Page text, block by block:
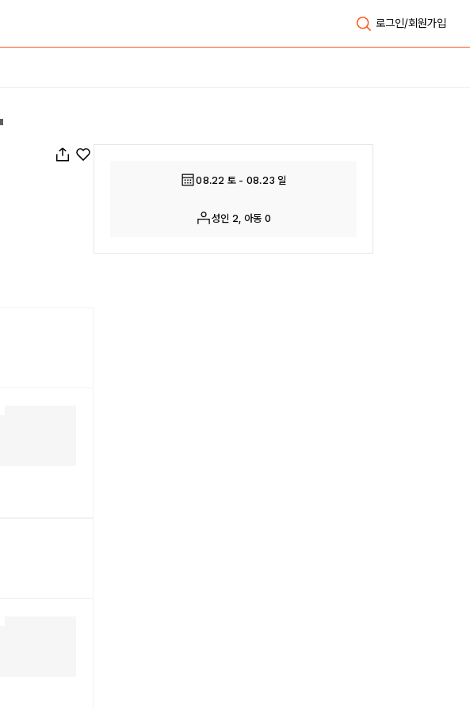
로그인/회원가입
08.22 토 - 08.23 일
성인 2, 아동 0